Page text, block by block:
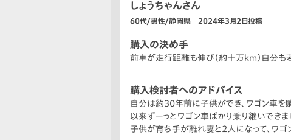
しょうちゃんさん
60代/男性/静岡県 2024年3月2日投稿
購入の決め手
前車が走行距離も伸び（約十万km）自分も
購入検討者へのアドバイス
自分は約30年前に子供ができ、ワゴン車を
以来ずーっとワゴン車ばかり乗り継いできま
子供が育ち手が離れ妻と2人になって、ワゴ